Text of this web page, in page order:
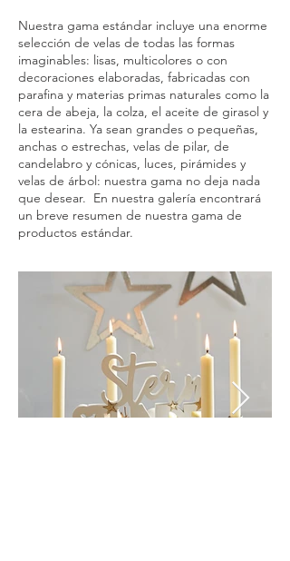
Nuestra gama estándar incluye una enorme
selección de velas de todas las formas
imaginables: lisas, multicolores o con
decoraciones elaboradas, fabricadas con
parafina y materias primas naturales como la
cera de abeja, la colza, el aceite de girasol y
la estearina. Ya sean grandes o pequeñas,
anchas o estrechas, velas de pilar, de
candelabro y cónicas, luces, pirámides y
velas de árbol: nuestra gama no deja nada
que desear. En nuestra galería encontrará
un breve resumen de nuestra gama de
productos estándar.